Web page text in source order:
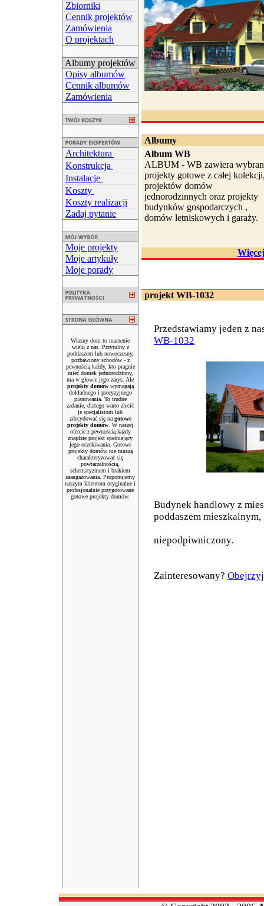
Zbiorniki
Cennik projektów
Zamówienia
O projektach
Albumy projektów
Opisy albumów
Cennik albumów
Zamówienia
Architektura
Konstrukcja
Instalacje
Koszty
Koszty realizacji
Zadaj pytanie
Moje projekty
Moje artykuły
Moje porady
Własny dom to marzenie
wielu z nas. Przytulny z
poddaszem lub nowoczesny,
pozbawiony schodów - z
pewnością każdy, kto pragnie
mieć domek jednorodzinny,
ma w głowie jego zarys. Ale
projekty domówwymagają
dokładnego i precyzyjnego
planowania. To trudne
zadanie, dlatego warto zlecić
je specjalistom lub
zdecydować się na gotowe
projekty domów . W naszej
ofercie z pewnością każdy
znajdzie projekt spełniający
jego oczekiwania. Gotowe
projekty domów nie muszą
charakteryzować się
powtarzalnością,
schematyzmem i brakiem
zaangażowania. Proponujemy
naszym klientom oryginalne i
profesjonalnie przygotowane
gotowe projekty domów.
Albumy
Album WB
ALBUM - WB zawiera
projekty gotowe z całej
projektów domów
jednorodzinnych oraz projekty
budynków gospodarczych ,
domów letniskowych i garaży.
projekt WB-1032
Przedstawiamy jeden z
WB-1032
Budynek handlowy z
poddaszem mieszkalnym,
niepodpiwniczony.
Zainteresowany? Obejrzyj